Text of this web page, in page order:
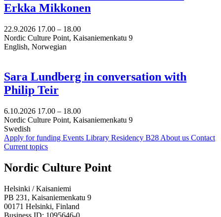
Erkka Mikkonen
22.9.2026 17.00 – 18.00
Nordic Culture Point, Kaisaniemenkatu 9
English, Norwegian
Sara Lundberg in conversation with
Philip Teir
6.10.2026 17.00 – 18.00
Nordic Culture Point, Kaisaniemenkatu 9
Swedish
Apply for funding Events Library Residency B28 About us Contact
Current topics
Facebook:
Opens
a
new
tab
Instagram:
Opens
a
new
tab
TikTop:
Opens
a
new
tab
Youtube:
Opens
a
new
tab
Vimeo:
Opens
a
new
tab
Nordic Culture Point
Helsinki / Kaisaniemi
PB 231, Kaisaniemenkatu 9
00171 Helsinki, Finland
Business ID: 1095646-0